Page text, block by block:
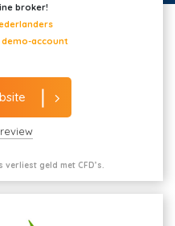
broker!
demo-account
geld met CFD’s.